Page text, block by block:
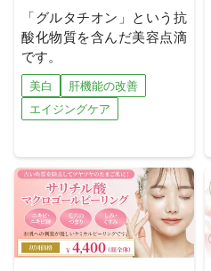
「グルタチオン」という抗
酸化物質を含んだ美容点滴
です。
美白
肝機能の改善
エイジングケア